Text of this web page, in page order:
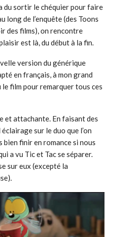
du sortir le chéquier pour faire
long de l’enquête (des Toons
des films), on rencontre
est là, du début à la fin.
version du générique
en français, à mon grand
film pour remarquer tous ces
et attachante. En faisant des
sur le duo que l’on
finir en romance si nous
a vu Tic et Tac se séparer.
sur eux (excepté la